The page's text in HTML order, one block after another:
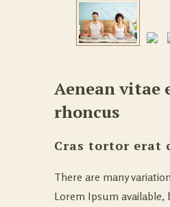
Aenean vitae
rhoncus
Cras tortor erat
There are many
Lorem Ipsum